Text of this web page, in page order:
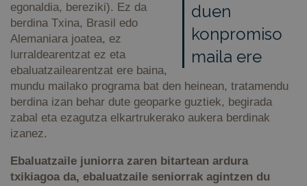
duen
konpromiso
maila ere
egonaldia, bereziki). Ez da
berdina Txina, Brasil edo
Alemaniara joatea, ez
lurraldearentzat ez eta
ebaluatzailearentzat ere baina,
mundu mailako programa bat den heinean, tratamendu
berdina izan behar dute geoparke guztiek, begirada
zabal eta ezagutza elkartrukerako aukera berdinak
izanez.
Ebaluatzaile juniorra zaren bitartean ardura
txikiagoa da, ebaluatzaile seniorrak agintzen du